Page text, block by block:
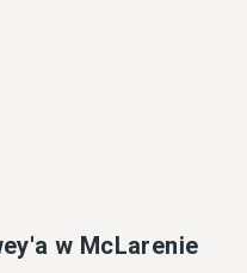
w McLarenie